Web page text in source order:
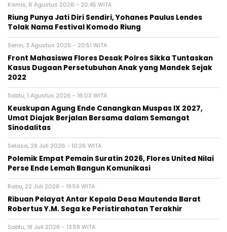
Kamis, 6 Agustus 2026 - 20:45 WITA
Riung Punya Jati Diri Sendiri, Yohanes Paulus Lendes
Tolak Nama Festival Komodo Riung
Senin, 3 Agustus 2026 - 20:51 WITA
Front Mahasiswa Flores Desak Polres Sikka Tuntaskan
Kasus Dugaan Persetubuhan Anak yang Mandek Sejak
2022
Sabtu, 1 Agustus 2026 - 16:03 WITA
Keuskupan Agung Ende Canangkan Muspas IX 2027,
Umat Diajak Berjalan Bersama dalam Semangat
Sinodalitas
Selasa, 28 Juli 2026 - 10:26 WITA
Polemik Empat Pemain Suratin 2026, Flores United Nilai
Perse Ende Lemah Bangun Komunikasi
Rabu, 22 Juli 2026 - 19:59 WITA
Ribuan Pelayat Antar Kepala Desa Mautenda Barat
Robertus Y.M. Sega ke Peristirahatan Terakhir
Sabtu, 18 Juli 2026 - 13:59 WITA